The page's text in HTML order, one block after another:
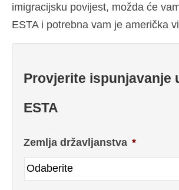
imigracijsku povijest, možda će
ESTA i potrebna vam je američka
Provjerite ispunjavanje
ESTA
Zemlja državljanstva *